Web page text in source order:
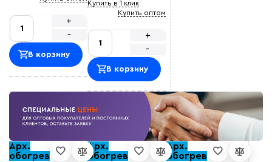
-
+
В корзину
Купить в 1 клик
Купить оптом
-
+
В корзину
Арх.
обогрев
Арх.
обогрев
Арх.
обогрев